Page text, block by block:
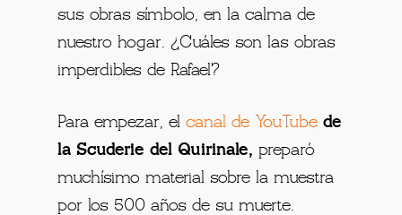
sus obras símbolo, en la calma de
nuestro hogar. ¿Cuáles son las obras
imperdibles de Rafael?
Para empezar, elcanal de YouTube de
la Scuderie del Quirinale, preparó
muchísimo material sobre la muestra
por los 500 años de su muerte.